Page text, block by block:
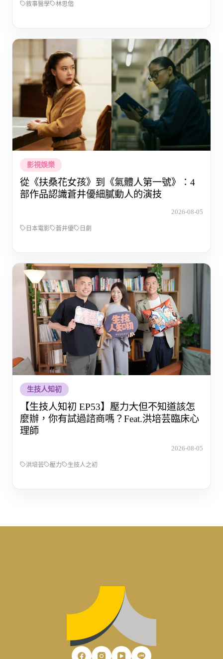
敘事醫學 林思偕
影視娛樂
從《扶桑花女孩》到《氣體人第一號》：4
部作品認識蒼井優細膩動人的演技
2026-08-05
日本電影 蒼井優 日劇
生技人知初
【生技人知初 EP53】壓力大但不知道該怎
麼辦，你有試過諮商嗎？Feat.洪培芸臨床心
理師
2026-08-05
洪培芸 壓力 生技人之初